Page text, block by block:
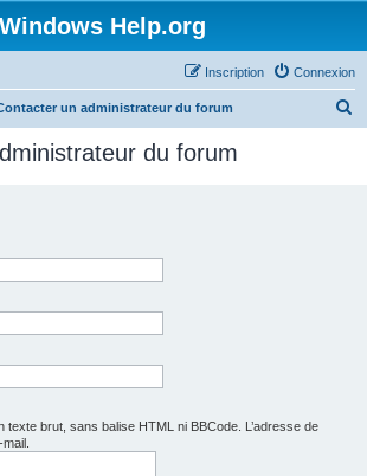
Windows Help.org
Connexion
Inscription
un administrateur du forum
du forum
texte brut, sans balise HTML ni BBCode. L’adresse de